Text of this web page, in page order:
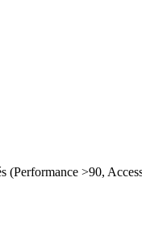
>90,